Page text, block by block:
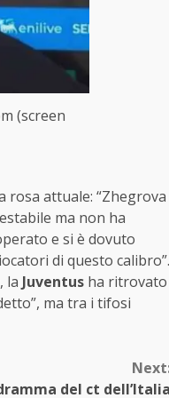
(screen
attuale: “Zhegrova
ma non ha
e si è dovuto
di questo calibro”.
la Juventus ha ritrovato
ma tra i tifosi
del ct dell’Italia